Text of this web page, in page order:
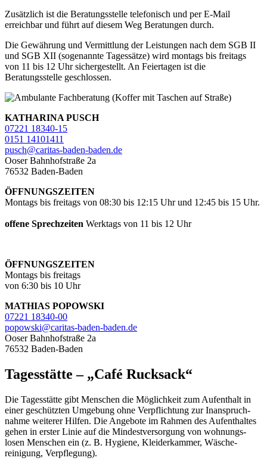
Zusätzlich ist die Beratungsstelle telefonisch und per E-Mail
erreichbar und führt auf diesem Weg Beratungen durch.
Die Gewährung und Vermittlung der Leistungen nach dem SGB II
und SGB XII (sogenannte Tagessätze) wird montags bis freitags
von 11 bis 12 Uhr sichergestellt. An Feiertagen ist die
Beratungsstelle geschlossen.
KATHARINA PUSCH
07221 18340-15
0151 14101411
pusch@caritas-baden-baden.de
Ooser Bahnhofstraße 2a
76532 Baden-Baden
ÖFFNUNGSZEITEN
Montags bis freitags von 08:30 bis 12:15 Uhr und 12:45 bis 15 Uhr.
offene Sprechzeiten Werktags von 11 bis 12 Uhr
ÖFFNUNGSZEITEN
Montags bis freitags
von 6:30 bis 10 Uhr
MATHIAS POPOWSKI
07221 18340-00
popowski@caritas-baden-baden.de
Ooser Bahnhofstraße 2a
76532 Baden-Baden
Tagesstätte – „Café Rucksack“
Die Tagesstätte gibt Menschen die Möglichkeit zum Aufenthalt in
einer geschützten Umgebung ohne Verpflichtung zur Inanspruch­
nahme weiterer Hilfen. Die Angebote im Rahmen des Aufenthaltes
gehen in erster Linie auf die Mindestversorgung von wohnungs­
losen Menschen ein (z. B. Hygiene, Kleider­kammer, Wäsche­
reinigung, Verpflegung).